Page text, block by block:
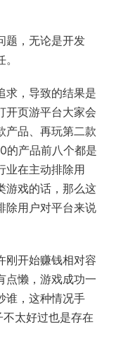
题，无论是开发
求，导致的结果是
开页游平台大家会
产品、再玩第二款
的产品前八个都是
业在主动排除用
游戏的话，那么这
除用户对平台来说
刚开始赚钱相对容
点懒，游戏成功一
谁，这种情况手
太好过也是存在